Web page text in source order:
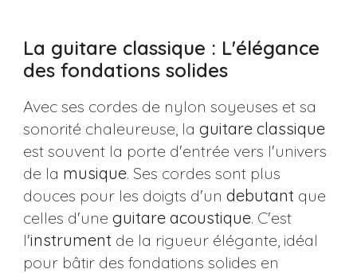
La guitare classique : L'élégance
des fondations solides
Avec ses cordes de nylon soyeuses et sa
sonorité chaleureuse, la guitare classique
est souvent la porte d'entrée vers l'univers
de la musique. Ses cordes sont plus
douces pour les doigts d'un debutant que
celles d'une guitare acoustique. C'est
l'instrument de la rigueur élégante, idéal
pour bâtir des fondations solides en